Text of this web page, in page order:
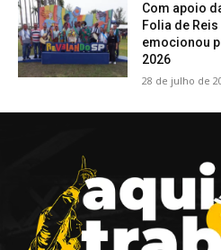
Com apoio
Folia de
emocionou
2026
28 de julho de